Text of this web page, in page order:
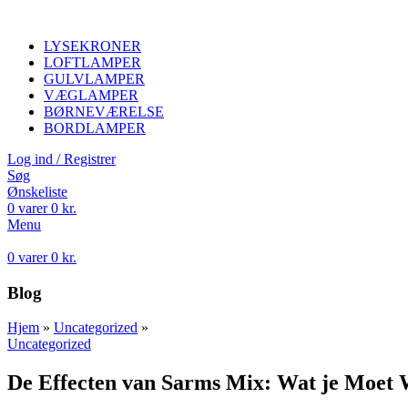
LYSEKRONER
LOFTLAMPER
GULVLAMPER
VÆGLAMPER
BØRNEVÆRELSE
BORDLAMPER
Log ind / Registrer
Søg
Ønskeliste
0 varer 0 kr.
Menu
0 varer 0 kr.
Blog
Hjem » Uncategorized »
Uncategorized
De Effecten van Sarms Mix: Wat je Moet